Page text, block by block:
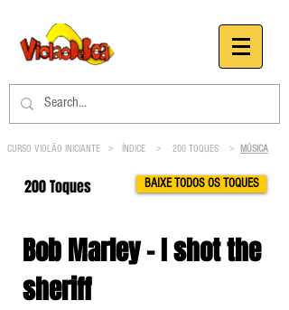
CURSO VIOLÃO INICIANTE > ÍNDICE > 200 TOQUES > MÚSICA
200 Toques BAIXE TODOS OS TOQUES
Bob Marley - I shot the
sheriff